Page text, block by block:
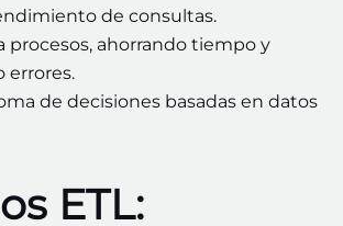
de consultas.
procesos, ahorrando tiempo y
errores.
de decisiones basadas en datos
ETL: